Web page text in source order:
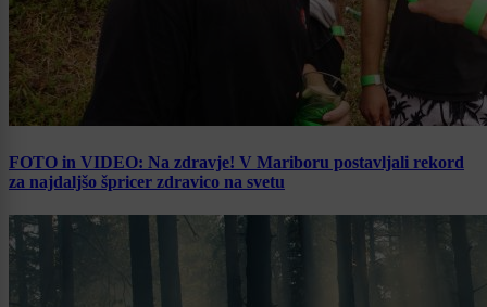
FOTO in VIDEO: Na zdravje! V Mariboru postavljali rekord
za najdaljšo špricer zdravico na svetu